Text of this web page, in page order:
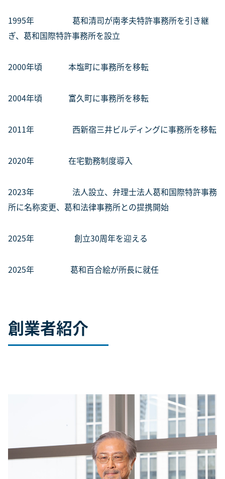
1995年 葛和清司が南孝夫特許事務所を引き継
ぎ、葛和国際特許事務所を設立
2000年頃 本塩町に事務所を移転
2004年頃 富久町に事務所を移転
2011年 西新宿三井ビルディングに事務所を移転
2020年 在宅勤務制度導入
2023年 法人設立、弁理士法人葛和国際特許事務
所に名称変更、葛和法律事務所との提携開始
2025年 創立30周年を迎える
2025年 葛和百合絵が所長に就任
創業者紹介